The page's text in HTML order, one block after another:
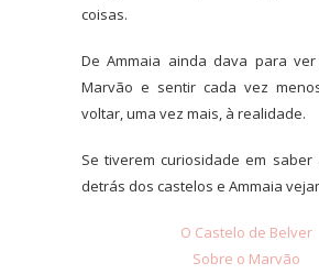
coisas.
De Ammaia ainda dava para
Marvão e sentir cada vez
voltar, uma vez mais, à realidade.
Se tiverem curiosidade em
detrás dos castelos e Ammaia
O Castelo de Belver
Sobre o Marvão